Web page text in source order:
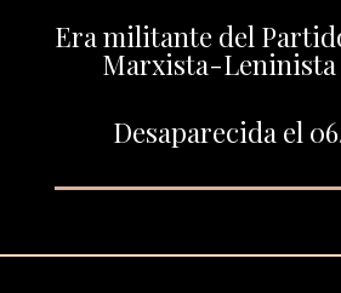
Era militante del
Marxista-Leninista
Desaparecida el